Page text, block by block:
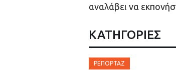
αναλάβει να
ΚΑΤΗΓΟΡΙΕΣ
ΡΕΠΟΡΤΆΖ